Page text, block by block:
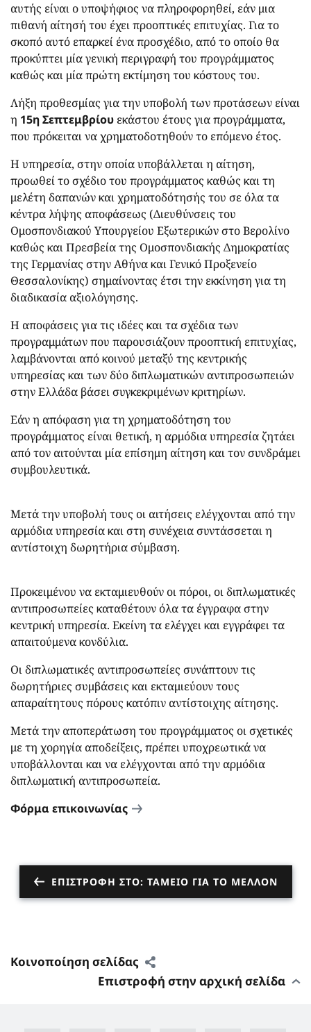
αυτής είναι ο υποψήφιος να πληροφορηθεί, εάν μια
πιθανή αίτησή του έχει προοπτικές επιτυχίας. Για το
σκοπό αυτό επαρκεί ένα προσχέδιο, από το οποίο θα
προκύπτει μία γενική περιγραφή του προγράμματος
καθώς και μία πρώτη εκτίμηση του κόστους του.
Λήξη προθεσμίας για την υποβολή των προτάσεων είναι
η 15η Σεπτεμβρίου εκάστου έτους για προγράμματα,
που πρόκειται να χρηματοδοτηθούν το επόμενο έτος.
Η υπηρεσία, στην οποία υποβάλλεται η αίτηση,
προωθεί το σχέδιο του προγράμματος καθώς και τη
μελέτη δαπανών και χρηματοδότησής του σε όλα τα
κέντρα λήψης αποφάσεως (Διευθύνσεις του
Ομοσπονδιακού Υπουργείου Εξωτερικών στο Βερολίνο
καθώς και Πρεσβεία της Ομοσπονδιακής Δημοκρατίας
της Γερμανίας στην Αθήνα και Γενικό Προξενείο
Θεσσαλονίκης) σημαίνοντας έτσι την εκκίνηση για τη
διαδικασία αξιολόγησης.
Η αποφάσεις για τις ιδέες και τα σχέδια των
προγραμμάτων που παρουσιάζουν προοπτική επιτυχίας,
λαμβάνονται από κοινού μεταξύ της κεντρικής
υπηρεσίας και των δύο διπλωματικών αντιπροσωπειών
στην Ελλάδα βάσει συγκεκριμένων κριτηρίων.
Εάν η απόφαση για τη χρηματοδότηση του
προγράμματος είναι θετική, η αρμόδια υπηρεσία ζητάει
από τον αιτούνται μία επίσημη αίτηση και τον συνδράμει
συμβουλευτικά.
Μετά την υποβολή τους οι αιτήσεις ελέγχονται από την
αρμόδια υπηρεσία και στη συνέχεια συντάσσεται η
αντίστοιχη δωρητήρια σύμβαση.
Προκειμένου να εκταμιευθούν οι πόροι, οι διπλωματικές
αντιπροσωπείες καταθέτουν όλα τα έγγραφα στην
κεντρική υπηρεσία. Εκείνη τα ελέγχει και εγγράφει τα
απαιτούμενα κονδύλια.
Οι διπλωματικές αντιπροσωπείες συνάπτουν τις
δωρητήριες συμβάσεις και εκταμιεύουν τους
απαραίτητους πόρους κατόπιν αντίστοιχης αίτησης.
Μετά την αποπεράτωση του προγράμματος οι σχετικές
με τη χορηγία αποδείξεις, πρέπει υποχρεωτικά να
υποβάλλονται και να ελέγχονται από την αρμόδια
διπλωματική αντιπροσωπεία.
Φόρμα επικοινωνίας
ΕΠΙΣΤΡΟΦΉ ΣΤΟ: ΤΑΜΕΊΟ ΓΙΑ ΤΟ ΜΈΛΛΟΝ
Κοινοποίηση σελίδας
Επιστροφή στην αρχική σελίδα